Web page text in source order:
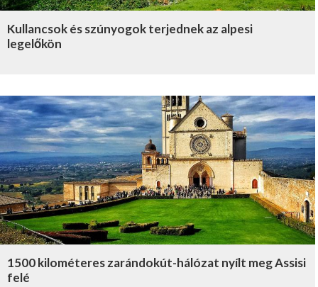
Kullancsok és szúnyogok terjednek az alpesi
legelőkön
1500 kilométeres zarándokút-hálózat nyílt meg Assisi
felé